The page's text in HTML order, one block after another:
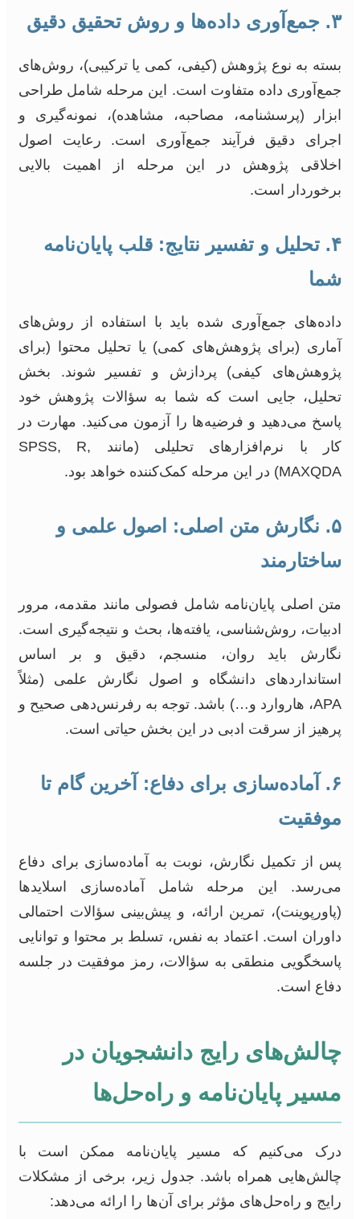
۳. جمع‌آوری داده‌ها و روش تحقیق دقیق
بسته به نوع پژوهش (کیفی، کمی یا ترکیبی)، روش‌های
جمع‌آوری داده متفاوت است. این مرحله شامل طراحی
ابزار (پرسشنامه، مصاحبه، مشاهده)، نمونه‌گیری و
اجرای دقیق فرآیند جمع‌آوری است. رعایت اصول
اخلاقی پژوهش در این مرحله از اهمیت بالایی
برخوردار است.
۴. تحلیل و تفسیر نتایج: قلب پایان‌نامه
شما
داده‌های جمع‌آوری شده باید با استفاده از روش‌های
آماری (برای پژوهش‌های کمی) یا تحلیل محتوا (برای
پژوهش‌های کیفی) پردازش و تفسیر شوند. بخش
تحلیل، جایی است که شما به سؤالات پژوهش خود
پاسخ می‌دهید و فرضیه‌ها را آزمون می‌کنید. مهارت در
کار با نرم‌افزارهای تحلیلی (مانند SPSS, R,
MAXQDA) در این مرحله کمک‌کننده خواهد بود.
۵. نگارش متن اصلی: اصول علمی و
ساختارمند
متن اصلی پایان‌نامه شامل فصولی مانند مقدمه، مرور
ادبیات، روش‌شناسی، یافته‌ها، بحث و نتیجه‌گیری است.
نگارش باید روان، منسجم، دقیق و بر اساس
استانداردهای دانشگاه و اصول نگارش علمی (مثلاً
APA، هاروارد و…) باشد. توجه به رفرنس‌دهی صحیح و
پرهیز از سرقت ادبی در این بخش حیاتی است.
۶. آماده‌سازی برای دفاع: آخرین گام تا
موفقیت
پس از تکمیل نگارش، نوبت به آماده‌سازی برای دفاع
می‌رسد. این مرحله شامل آماده‌سازی اسلایدها
(پاورپوینت)، تمرین ارائه، و پیش‌بینی سؤالات احتمالی
داوران است. اعتماد به نفس، تسلط بر محتوا و توانایی
پاسخگویی منطقی به سؤالات، رمز موفقیت در جلسه
دفاع است.
چالش‌های رایج دانشجویان در
مسیر پایان‌نامه و راه‌حل‌ها
درک می‌کنیم که مسیر پایان‌نامه ممکن است با
چالش‌هایی همراه باشد. جدول زیر، برخی از مشکلات
رایج و راه‌حل‌های مؤثر برای آن‌ها را ارائه می‌دهد: